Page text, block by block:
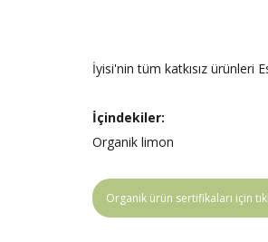
İyisi'nin tüm katkısız ürünleri
İçindekiler:
Organik limon
Organik ürün sertifikaları için